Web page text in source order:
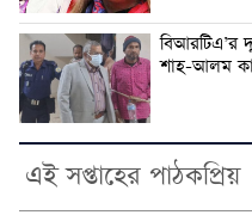
বিআরটিএ’র
শাহ-আলম
এই সপ্তাহের পাঠকপ্রিয়